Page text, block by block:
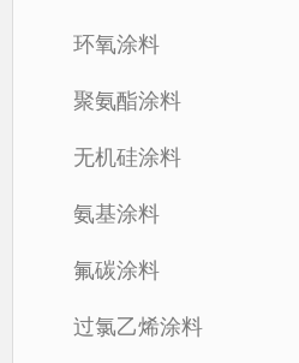
环氧涂料
聚氨酯涂料
无机硅涂料
氨基涂料
氟碳涂料
过氯乙烯涂料